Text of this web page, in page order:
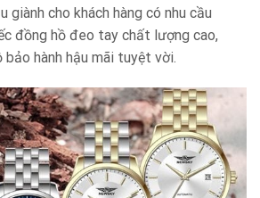
giành cho khách hàng có nhu cầu
đồng hồ đeo tay chất lượng cao,
bảo hành hậu mãi tuyệt vời.